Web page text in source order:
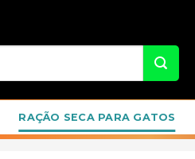
RAÇÃO SECA PARA GATOS